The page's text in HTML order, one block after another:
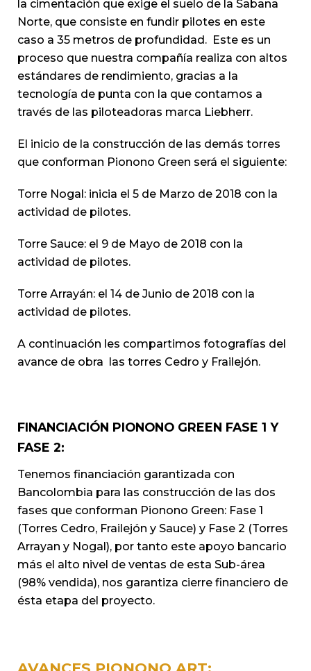
la cimentación que exige el suelo de la Sabana
Norte, que consiste en fundir pilotes en este
caso a 35 metros de profundidad. Este es un
proceso que nuestra compañía realiza con altos
estándares de rendimiento, gracias a la
tecnología de punta con la que contamos a
través de las piloteadoras marca Liebherr.
El inicio de la construcción de las demás torres
que conforman Pionono Green será el siguiente:
Torre Nogal: inicia el 5 de Marzo de 2018 con la
actividad de pilotes.
Torre Sauce: el 9 de Mayo de 2018 con la
actividad de pilotes.
Torre Arrayán: el 14 de Junio de 2018 con la
actividad de pilotes.
A continuación les compartimos fotografías del
avance de obra las torres Cedro y Frailejón.
FINANCIACIÓN PIONONO GREEN FASE 1 Y
FASE 2:
Tenemos financiación garantizada con
Bancolombia para las construcción de las dos
fases que conforman Pionono Green: Fase 1
(Torres Cedro, Frailejón y Sauce) y Fase 2 (Torres
Arrayan y Nogal), por tanto este apoyo bancario
más el alto nivel de ventas de esta Sub-área
(98% vendida), nos garantiza cierre financiero de
ésta etapa del proyecto.